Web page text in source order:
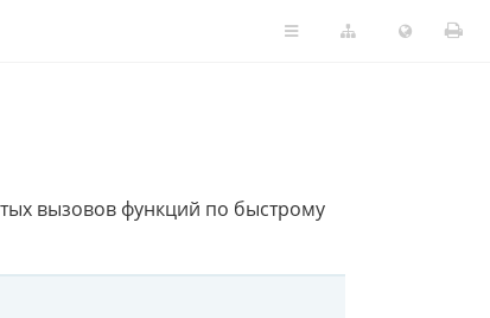
вызовов функций по быстрому